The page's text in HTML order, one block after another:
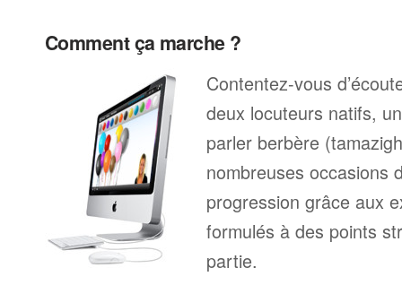
Comment ça marche ?
Contentez-vous
deux locuteurs natifs,
parler berbère
nombreuses occasions
progression grâce aux
formulés à des points
partie.